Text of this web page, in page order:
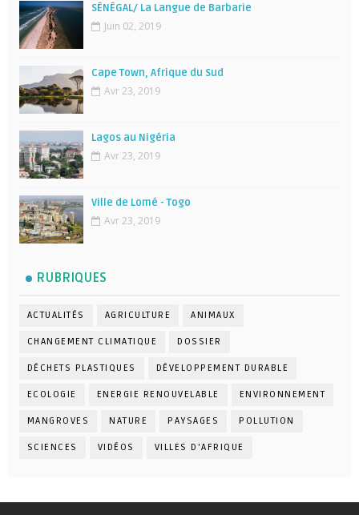
SÉNÉGAL/ La Langue de Barbarie
Juin 02, 2019
Cape Town, Afrique du Sud
Avr 23, 2019
Lagos au Nigéria
Avr 23, 2019
Ville de Lomé - Togo
Avr 23, 2019
RUBRIQUES
ACTUALITÉS AGRICULTURE ANIMAUX
CHANGEMENT CLIMATIQUE DOSSIER
DÉCHETS PLASTIQUES DÉVELOPPEMENT DURABLE
ECOLOGIE ENERGIE RENOUVELABLE ENVIRONNEMENT
MANGROVES NATURE PAYSAGES POLLUTION
SCIENCES VIDÉOS VILLES D'AFRIQUE